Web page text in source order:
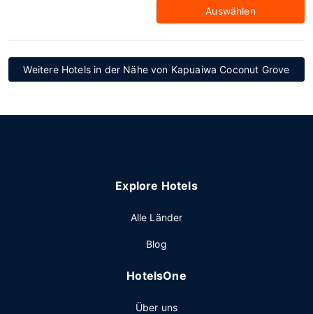
Auswählen
Weitere Hotels in der Nähe von Kapuaiwa Coconut Grove
Explore Hotels
Alle Länder
Blog
HotelsOne
Über uns